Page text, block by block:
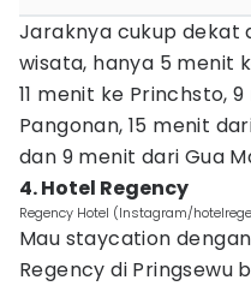
Jaraknya cukup
wisata, hanya 5 menit
11 menit ke Princhsto,
Pangonan, 15 menit
dan 9 menit dari Gua
4. Hotel Regency
Regency Hotel (Instagram/
Mau staycation
Regency di Pringsewu